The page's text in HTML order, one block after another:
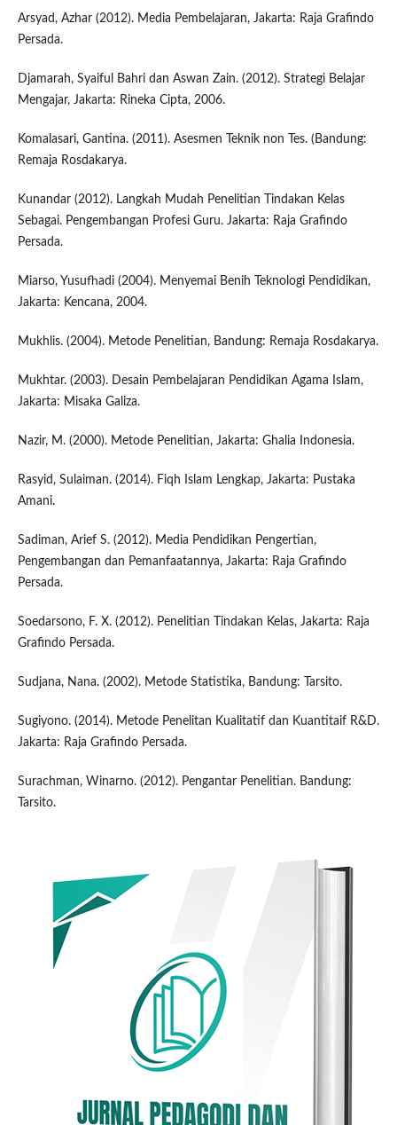
Arsyad, Azhar (2012). Media Pembelajaran, Jakarta: Raja Grafindo
Persada.
Djamarah, Syaiful Bahri dan Aswan Zain. (2012). Strategi Belajar
Mengajar, Jakarta: Rineka Cipta, 2006.
Komalasari, Gantina. (2011). Asesmen Teknik non Tes. (Bandung:
Remaja Rosdakarya.
Kunandar (2012). Langkah Mudah Penelitian Tindakan Kelas
Sebagai. Pengembangan Profesi Guru. Jakarta: Raja Grafindo
Persada.
Miarso, Yusufhadi (2004). Menyemai Benih Teknologi Pendidikan,
Jakarta: Kencana, 2004.
Mukhlis. (2004). Metode Penelitian, Bandung: Remaja Rosdakarya.
Mukhtar. (2003). Desain Pembelajaran Pendidikan Agama Islam,
Jakarta: Misaka Galiza.
Nazir, M. (2000). Metode Penelitian, Jakarta: Ghalia Indonesia.
Rasyid, Sulaiman. (2014). Fiqh Islam Lengkap, Jakarta: Pustaka
Amani.
Sadiman, Arief S. (2012). Media Pendidikan Pengertian,
Pengembangan dan Pemanfaatannya, Jakarta: Raja Grafindo
Persada.
Soedarsono, F. X. (2012). Penelitian Tindakan Kelas, Jakarta: Raja
Grafindo Persada.
Sudjana, Nana. (2002). Metode Statistika, Bandung: Tarsito.
Sugiyono. (2014). Metode Penelitan Kualitatif dan Kuantitaif R&D.
Jakarta: Raja Grafindo Persada.
Surachman, Winarno. (2012). Pengantar Penelitian. Bandung:
Tarsito.